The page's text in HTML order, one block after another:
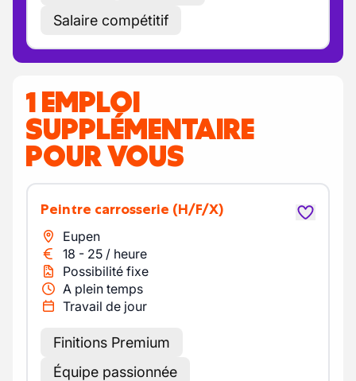
Salaire compétitif
1 EMPLOI
SUPPLÉMENTAIRE
POUR VOUS
Peintre carrosserie (H/F/X)
Eupen
18 - 25 / heure
Possibilité fixe
A plein temps
Travail de jour
Finitions Premium
Équipe passionnée